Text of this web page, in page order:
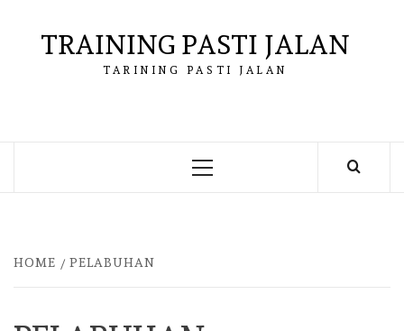
contentTRAINING PASTI JALAN
TARINING PASTI JALAN
Primary
HOME PELABUHAN